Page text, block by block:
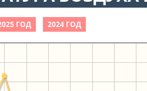
ГОД 2024 ГОД